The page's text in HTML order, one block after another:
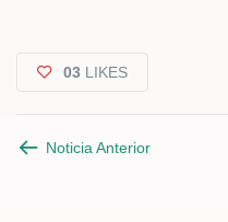
03 LIKES
Noticia Anterior